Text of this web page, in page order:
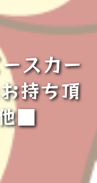
スカー
持ち頂
■